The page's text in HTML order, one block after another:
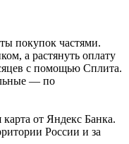
покупок частями.
а растянуть оплату
с помощью Сплита.
— по
от Яндекс Банка.
России и за